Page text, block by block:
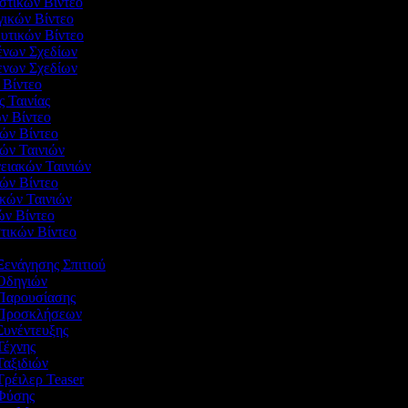
Βίντεο
Βίντεο
Σχεδίων
Σχεδίων
Ταινίας
Βίντεο
Βίντεο
Ταινιών
Ταινιών
Βίντεο
Ταινιών
Βίντεο
Βίντεο
Σπιτιού
Προσκλήσεων
Teaser